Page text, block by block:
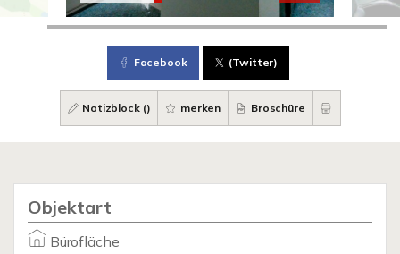
Facebook (Twitter)
Notizblock () merken Broschüre
Objektart
Bürofläche